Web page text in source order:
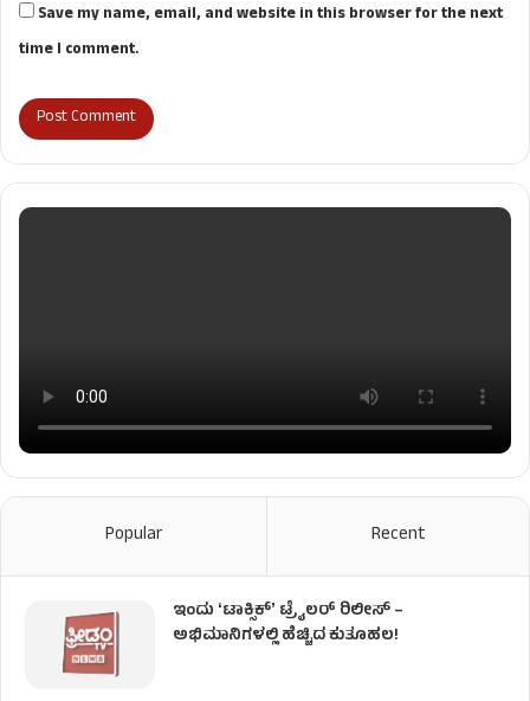
Save my name, email, and website in this browser for the next
time I comment.
Popular Recent
ಇಂದು ʻಟಾಕ್ಸಿಕ್ʼ ಟ್ರೈಲರ್ ರಿಲೀಸ್‌ –
ಅಭಿಮಾನಿಗಳಲ್ಲಿ ಹೆಚ್ಚಿದ ಕುತೂಹಲ!